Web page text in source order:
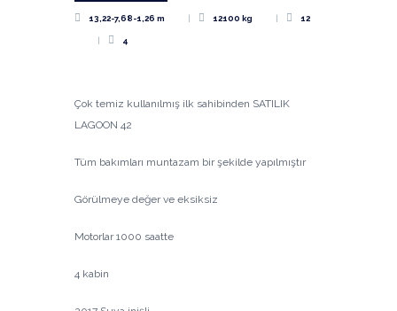
13,22-7,68-1,26 m 12100 kg 12
4
Çok temiz kullanılmış ilk sahibinden SATILIK
LAGOON 42
Tüm bakımları muntazam bir şekilde yapılmıştır
Görülmeye değer ve eksiksiz
Motorlar 1000 saatte
4 kabin